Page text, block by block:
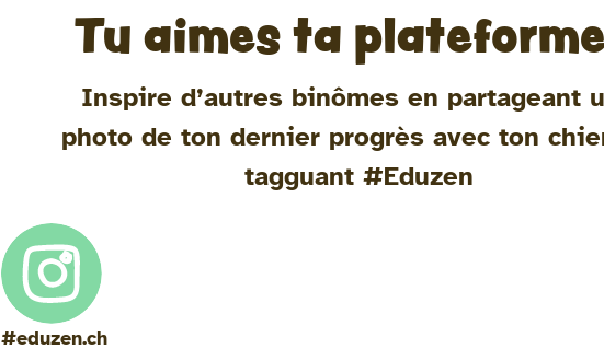
Tu aimes ta
Inspire d’autres binômes en partageant
photo de ton dernier progrès avec ton
tagguant #Eduzen
#eduzen.ch